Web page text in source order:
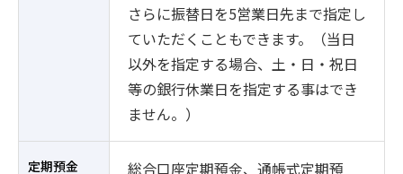
さらに振替日を5営業日先まで指定し
ていただくこともできます。（当日
以外を指定する場合、土・日・祝日
等の銀行休業日を指定する事はでき
ません。）
定期預金
総合口座定期預金、通帳式定期預